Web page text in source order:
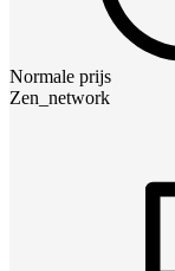
Normale prijs
Zen_network